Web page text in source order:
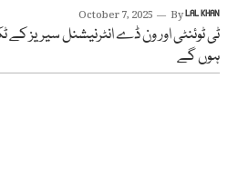
October 7, 2025 ByLAL KHAN
ہوں گے